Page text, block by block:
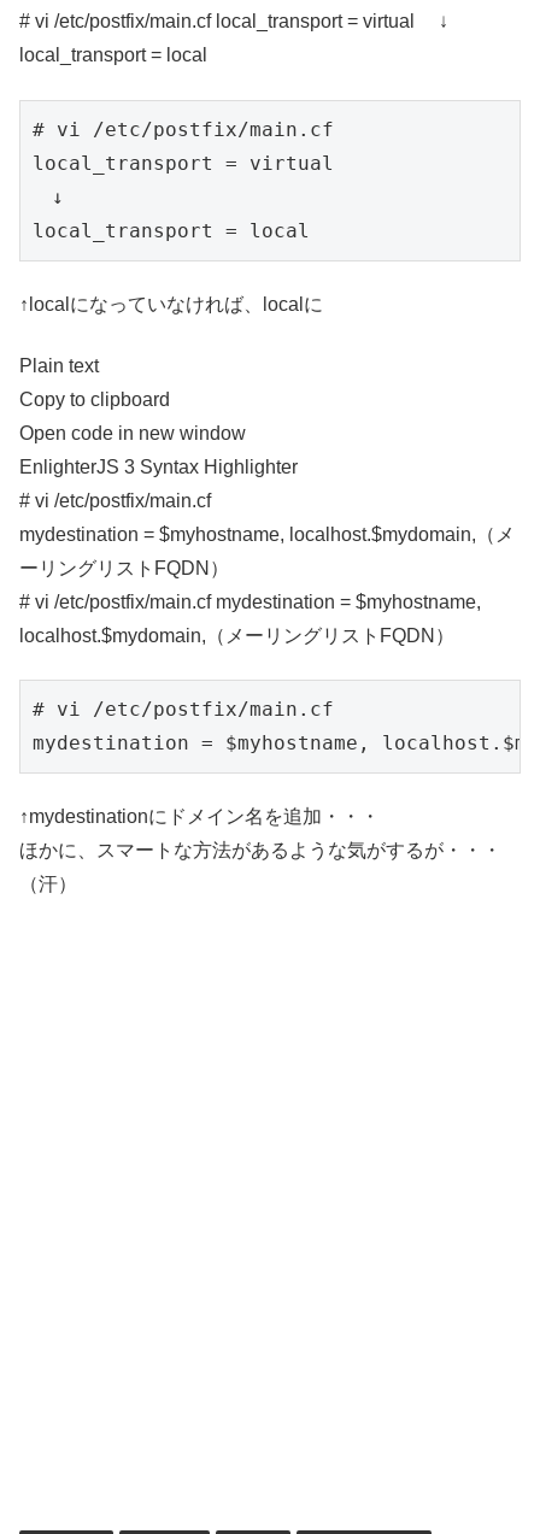
# vi /etc/postfix/main.cf local_transport = virtual ↓
local_transport = local
# vi /etc/postfix/main.cf
local_transport = virtual
↓
local_transport = local
↑localになっていなければ、localに
Plain text
Copy to clipboard
Open code in new window
EnlighterJS 3 Syntax Highlighter
# vi /etc/postfix/main.cf
mydestination = $myhostname, localhost.$mydomain,（メ
ーリングリストFQDN）
# vi /etc/postfix/main.cf mydestination = $myhostname,
localhost.$mydomain,（メーリングリストFQDN）
# vi /etc/postfix/main.cf
mydestination = $myhostname,
↑mydestinationにドメイン名を追加・・・
ほかに、スマートな方法があるような気がするが・・・
（汗）